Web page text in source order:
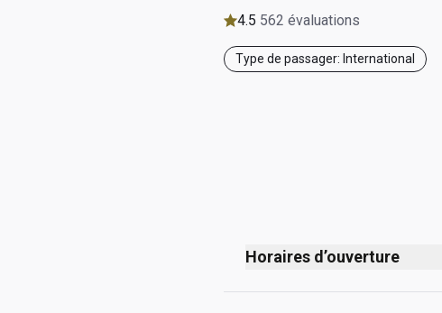
4.5 562 évaluations
Type de passager: International
Horaires d’ouverture
04 h 30 - dernier vol China